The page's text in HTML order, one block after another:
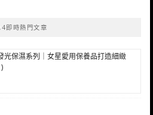
即時熱門文章
光保濕系列｜女星愛用保養品打造細緻